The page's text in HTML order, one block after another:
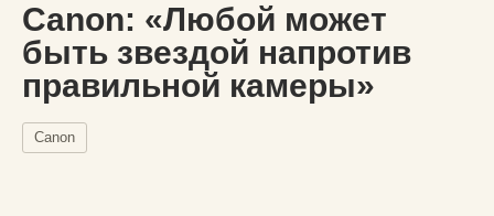
Canon: «Любой может
быть звездой напротив
правильной камеры»
Canon